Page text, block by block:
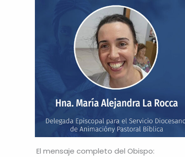
El mensaje completo del Obispo: